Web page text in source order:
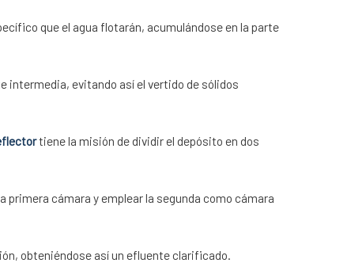
que el agua flotarán, acumulándose en la parte
intermedia, evitando así el vertido de sólidos
tiene la misión de dividir el depósito en dos
cámara y emplear la segunda como cámara
obteniéndose así un efluente clarificado.